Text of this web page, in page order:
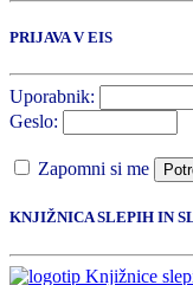
PRIJAVA V EIS
Uporabnik:
Geslo:
Zapomni si me
KNJIŽNICA SLEPIH IN